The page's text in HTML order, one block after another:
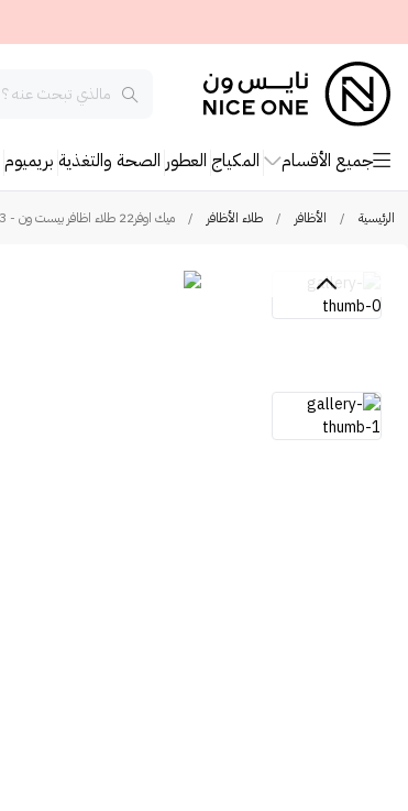
جميع الأقسام المكياج العطور الصحة والتغذية بريميوم
الرئيسية / الأظافر / طلاء الأظافر / ميك اوفر22 طلاء اظافر بيست ون - NP023